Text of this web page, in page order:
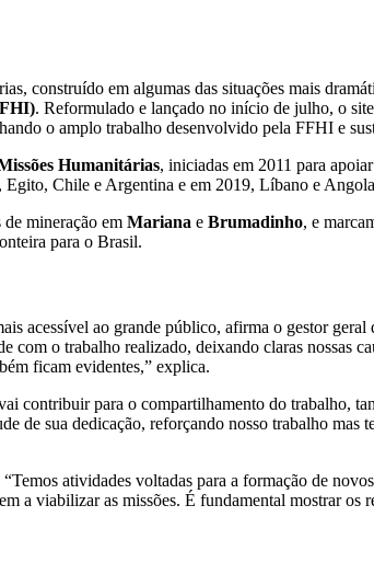
construído em algumas das situações mais
. Reformulado e lançado no início de julho, o
o amplo trabalho desenvolvido pela FFHI e
Humanitárias, iniciadas em 2011 para
Chile e Argentina e em 2019, Líbano e
mineração em Mariana e Brumadinho, e
para o Brasil.
acessível ao grande público, afirma o gestor
com o trabalho realizado, deixando claras nossas
ficam evidentes,” explica.
contribuir para o compartilhamento do trabalho,
de sua dedicação, reforçando nosso trabalho mas
atividades voltadas para a formação de
viabilizar as missões. É fundamental mostrar os